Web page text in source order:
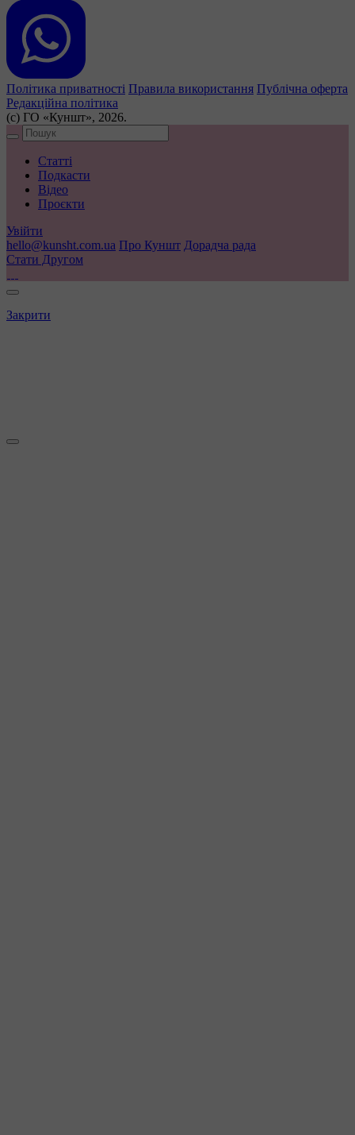
Політика приватності Правила використання Публічна оферта
Редакційна політика
(с) ГО «Куншт», 2026.
Статті
Подкасти
Відео
Проєкти
Увійти
hello@kunsht.com.ua Про Куншт Дорадча рада
Стати Другом
Закрити